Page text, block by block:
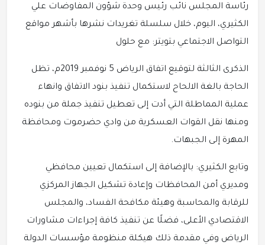
رئاسة المجلس نائب رئيس وحدة شؤون المفاوضات علي
الكثيري، اليوم، خلال سلسلة تغريدات نشرها بأشهر مواقع
التواصل الاجتماعي بتويتر: مع حلول
‏الذكرى الثالثة لتوقيع اتفاق الرياض 5 نوفمبر 2019م، تظل
الحاجة بالغة الالحاح لاستكمال تنفيذ بنود الاتفاق وانهاء
عملية المماطلة التي أدت إلى تعطيل تنفيذ جملة من بنوده
ومنها نقل القوات العسكرية من وادي حضرموت ومحافظة
المهرة إلى الجبهات.
وتابع الكثيري: بالإضافة إلى استكمال تعيين محافظي
ومديري أمن المحافظات وإعادة تشكيل الجهاز المركزي
للرقابة والمحاسبة وهيئة مكافحة الفساد، والمجلس
الاقتصادي الأعلى، فضلًا عن تنفيذ كافة إجراءات مشاورات
الرياض وفي مقدمة ذلك هيكلة منظومة مؤسسات الدولة